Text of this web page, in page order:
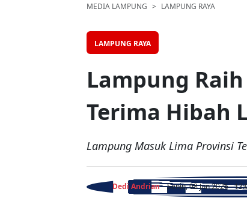
MEDIA LAMPUNG LAMPUNG RAYA
LAMPUNG RAYA
Lampung
Terima Hibah
Lampung Masuk Lima Provinsi
Dedi Andrian - Senin, 08 Jun 2026 -